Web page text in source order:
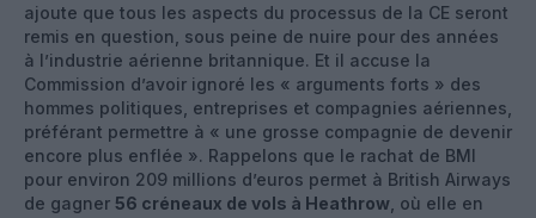
ajoute que tous les aspects du processus de la CE seront
remis en question, sous peine de nuire pour des années
à l’industrie aérienne britannique. Et il accuse la
Commission d’avoir ignoré les « arguments forts » des
hommes politiques, entreprises et compagnies aériennes,
préférant permettre à « une grosse compagnie de devenir
encore plus enflée ». Rappelons que le rachat de BMI
pour environ 209 millions d’euros permet à British Airways
de gagner 56 créneaux de vols à Heathrow , où elle en